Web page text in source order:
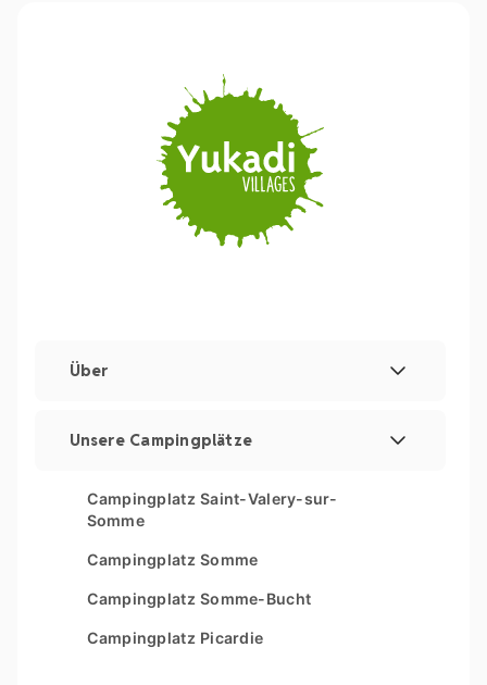
Über
Sitemap
Unsere Campingplätze
Les Couleurs de la Coubre
Campingplatz Saint-Valery-sur-
Somme
Campingplatz Somme
Campingplatz Somme-Bucht
Campingplatz Picardie